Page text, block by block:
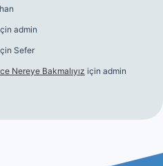
admin
Sefer
Nereye Bakmalıyız için admin